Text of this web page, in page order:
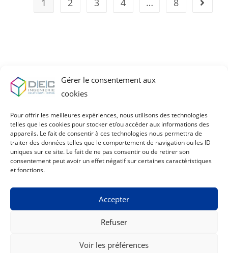
Gérer le consentement aux
cookies
Pour offrir les meilleures expériences, nous utilisons des technologies
telles que les cookies pour stocker et/ou accéder aux informations des
appareils. Le fait de consentir à ces technologies nous permettra de
traiter des données telles que le comportement de navigation ou les ID
uniques sur ce site. Le fait de ne pas consentir ou de retirer son
consentement peut avoir un effet négatif sur certaines caractéristiques
et fonctions.
Accepter
Refuser
Voir les préférences
1 2 3 4 … 8
28 Chemin du Moulin 84350 Courthézon​,
France
fcoton@dec-inge.com
04 90 61 72 43
© Ugocom Paris – Avignon Création Site Internet – Agence